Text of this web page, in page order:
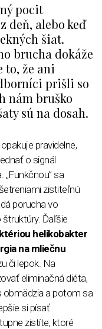
pocit
deň, alebo keď
šiat.
brucha dokáže
to, že ani
prišli so
nám bruško
sú na dosah.
pravidelne,
o signál
sa
zistiteľnú
porucha vo
Ďaľšie
helikobakter
na mliečnu
či lepok. Na
eliminačná diéta,
obmädzia a potom sa
si písať
zistíte, ktoré